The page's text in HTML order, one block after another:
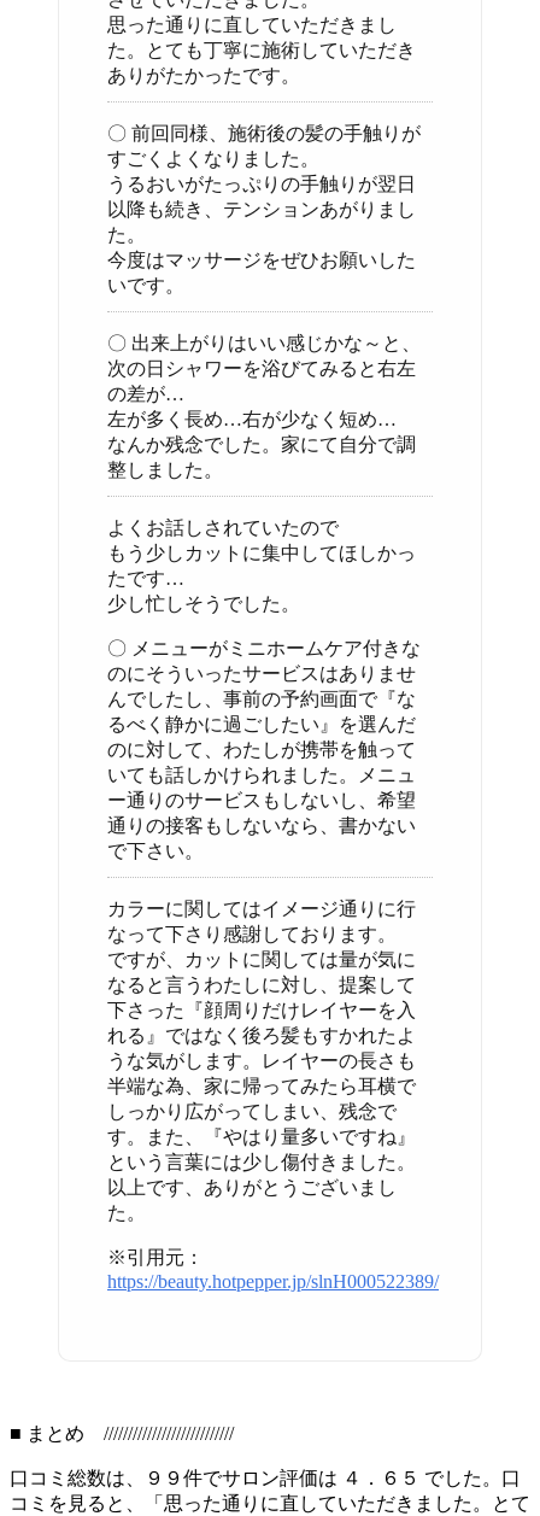
思った通りに直していただきまし
た。とても丁寧に施術していただき
ありがたかったです。
〇 前回同様、施術後の髪の手触りが
すごくよくなりました。
うるおいがたっぷりの手触りが翌日
以降も続き、テンションあがりまし
た。
今度はマッサージをぜひお願いした
いです。
〇 出来上がりはいい感じかな～と、
次の日シャワーを浴びてみると右左
の差が…
左が多く長め…右が少なく短め…
なんか残念でした。家にて自分で調
整しました。
よくお話しされていたので
もう少しカットに集中してほしかっ
たです…
少し忙しそうでした。
〇 メニューがミニホームケア付きな
のにそういったサービスはありませ
んでしたし、事前の予約画面で『な
るべく静かに過ごしたい』を選んだ
のに対して、わたしが携帯を触って
いても話しかけられました。メニュ
ー通りのサービスもしないし、希望
通りの接客もしないなら、書かない
で下さい。
カラーに関してはイメージ通りに行
なって下さり感謝しております。
ですが、カットに関しては量が気に
なると言うわたしに対し、提案して
下さった『顔周りだけレイヤーを入
れる』ではなく後ろ髪もすかれたよ
うな気がします。レイヤーの長さも
半端な為、家に帰ってみたら耳横で
しっかり広がってしまい、残念で
す。また、『やはり量多いですね』
という言葉には少し傷付きました。
以上です、ありがとうございまし
た。
※引用元：
https://beauty.hotpepper.jp/slnH000522389/
■ まとめ ///////////////////////////
口コミ総数は、９９件でサロン評価は ４．６５ でした。口
コミを見ると、「思った通りに直していただきました。とて